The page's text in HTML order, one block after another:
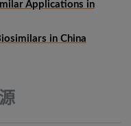
Applications in
in China